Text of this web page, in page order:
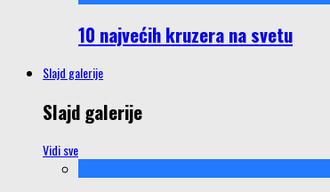
10 najvećih kruzera na svetu
Slajd galerije
Slajd galerije
Vidi sve